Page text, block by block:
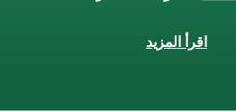
اقرأ المزيد